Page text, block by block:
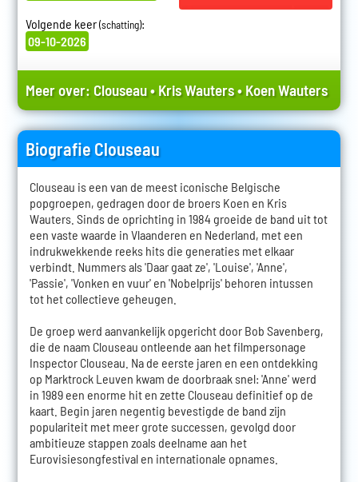
Volgende keer(schatting):
09-10-2026
Meer over: Clouseau•Kris Wauters•Koen Wauters
Biografie Clouseau
Clouseau is een van de meest iconische Belgische
popgroepen, gedragen door de broers Koen en Kris
Wauters. Sinds de oprichting in 1984 groeide de band uit tot
een vaste waarde in Vlaanderen en Nederland, met een
indrukwekkende reeks hits die generaties met elkaar
verbindt. Nummers als 'Daar gaat ze', 'Louise', 'Anne',
'Passie', 'Vonken en vuur' en 'Nobelprijs' behoren intussen
tot het collectieve geheugen.
De groep werd aanvankelijk opgericht door Bob Savenberg,
die de naam Clouseau ontleende aan het filmpersonage
Inspector Clouseau. Na de eerste jaren en een ontdekking
op Marktrock Leuven kwam de doorbraak snel: 'Anne' werd
in 1989 een enorme hit en zette Clouseau definitief op de
kaart. Begin jaren negentig bevestigde de band zijn
populariteit met meer grote successen, gevolgd door
ambitieuze stappen zoals deelname aan het
Eurovisiesongfestival en internationale opnames.